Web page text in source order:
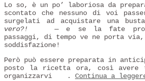
Lo so, è un po’ laboriosa da
scontato che nessuno di voi
surgelati ad acquistare una
vero?!
— e se la fate
passaggi, di tempo ve ne porta
soddisfazione!
Però può essere preparata in
posto la ricetta ora, così avere
organizzarvi
. Continua a